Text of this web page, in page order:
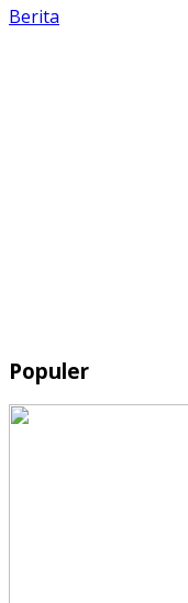
Berita
Populer